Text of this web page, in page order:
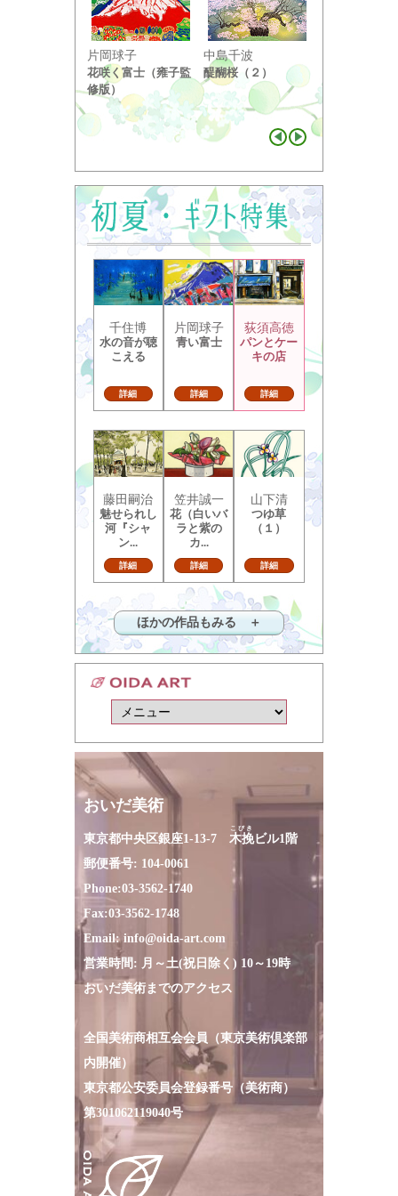
片岡球子
花咲く富士（雍子監
修版）
中島千波
醍醐桜（２）
り ...
千住博
水の音が聴
こえる
詳細
片岡球子
青い富士
詳細
荻須高徳
パンとケー
キの店
詳細
藤田嗣治
魅せられし
河『シャ
ン...
詳細
笠井誠一
花（白いバ
ラと紫の
カ...
詳細
山下清
つゆ草
（１）
詳細
ほかの作品もみる ＋
おいだ美術
東京都中央区銀座1-13-7 木挽
こびき
ビル1階
郵便番号: 104-0061
Phone:03-3562-1740
Fax:03-3562-1748
Email: info@oida-art.com
営業時間: 月～土(祝日除く) 10～19時
おいだ美術までのアクセス
全国美術商相互会会員（東京美術倶楽部
内開催）
東京都公安委員会登録番号（美術商）
第301062119040号